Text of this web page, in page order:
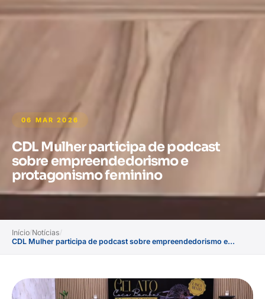
06 MAR 2026
CDL Mulher participa de podcast
sobre empreendedorismo e
protagonismo feminino
Início/Notícias/
CDL Mulher participa de podcast sobre empreendedorismo e...